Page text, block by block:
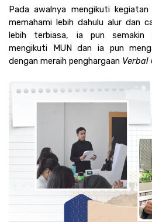
Pada awalnya mengikuti
memahami lebih dahulu alur dan
lebih terbiasa, ia pun semakin
mengikuti MUN dan ia pun
dengan meraih penghargaan Verbal